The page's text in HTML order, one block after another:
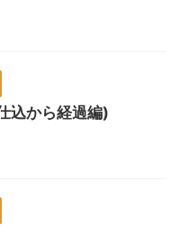
込から経過編)